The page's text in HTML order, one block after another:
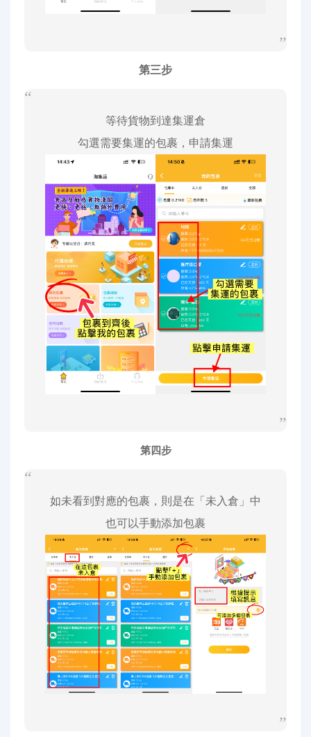
第三步
等待貨物到達集運倉
勾選需要集運的包裹，申請集運
第四步
如未看到對應的包裹，則是在「未入倉」中
也可以手動添加包裹